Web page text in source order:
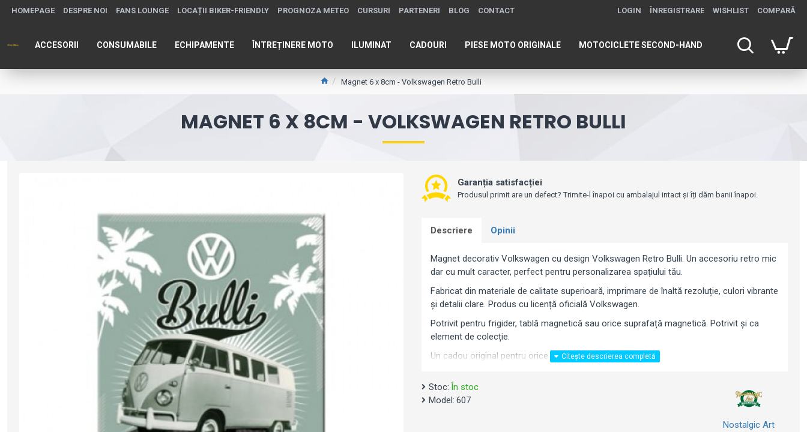
HOMEPAGE DESPRE NOI FANS LOUNGE LOCAȚII BIKER-FRIENDLY PROGNOZA METEO CURSURI PARTENERI BLOG CONTACT LOGIN ÎNREGISTRARE WISHLIST COMPARĂ
ACCESORII CONSUMABILE ECHIPAMENTE ÎNTREȚINERE MOTO ILUMINAT CADOURI PIESE MOTO ORIGINALE MOTOCICLETE SECOND-HAND
Magnet 6 x 8cm - Volkswagen Retro Bulli
MAGNET 6 X 8CM - VOLKSWAGEN RETRO BULLI
Garanția satisfacției
Produsul primit are un defect? Trimite-l înapoi cu ambalajul intact și îți dăm banii înapoi.
Descriere Opinii
Magnet decorativ Volkswagen cu design Volkswagen Retro Bulli. Un accesoriu retro mic
dar cu mult caracter, perfect pentru personalizarea spațiului tău.
Fabricat din materiale de calitate superioară, imprimare de înaltă rezoluție, culori vibrante
și detalii clare. Produs cu licență oficială Volkswagen.
Potrivit pentru frigider, tablă magnetică sau orice suprafață magnetică. Potrivit și ca
element de colecție.
Un cadou original pentru orice fan Volkswagen.
Stoc: În stoc
Model: 607
Nostalgic Art